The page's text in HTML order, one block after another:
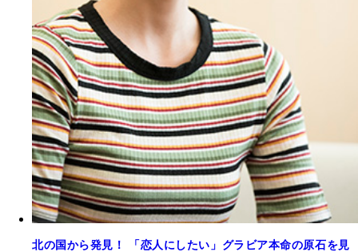
北の国から発見！ 「恋人にしたい」グラビア本命の原石を見